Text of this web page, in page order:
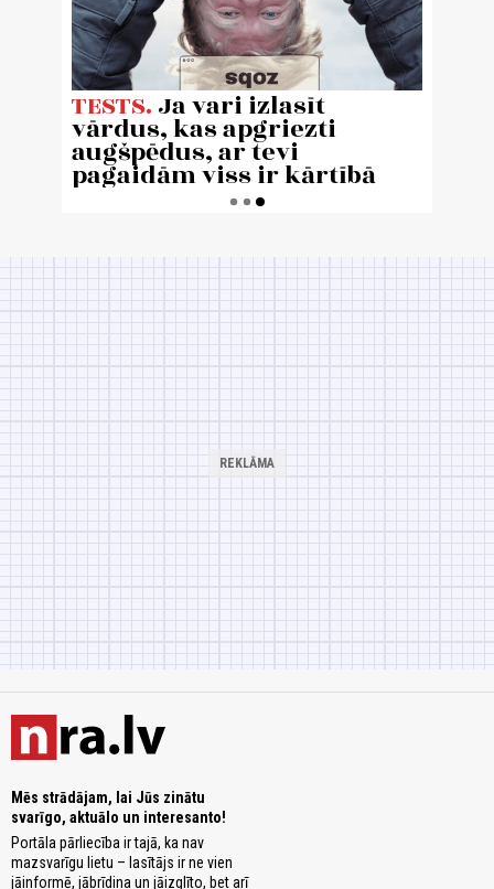
Mēs strādājam, lai Jūs zinātu
svarīgo, aktuālo un interesanto!
Portāla pārliecība ir tajā, ka nav
mazsvarīgu lietu – lasītājs ir ne vien
jāinformē, jābrīdina un jāizglīto, bet arī